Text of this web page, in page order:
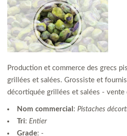
Production et commerce des grecs
grillées et salées. Grossiste et
décortiquée grillées et salées - vente
Nom commercial : Pistaches
Tri: Entier
Grade: -